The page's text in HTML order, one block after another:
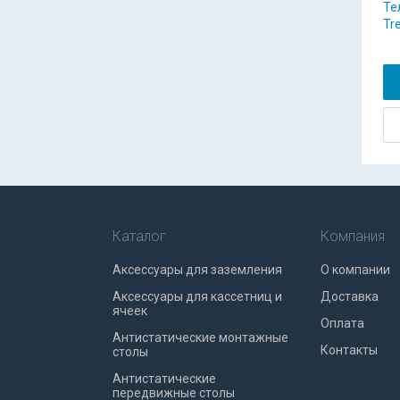
Каталог
Аксессуары для заземления
Аксессуары для кассетниц и
ячеек
Антистатические монтажные
столы
Антистатические
передвижные столы
Компания
О компании
Доставка
Оплата
Контакты